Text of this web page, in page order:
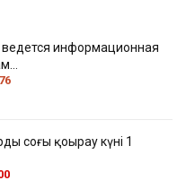
информационная
соңғы қоңырау күні 1